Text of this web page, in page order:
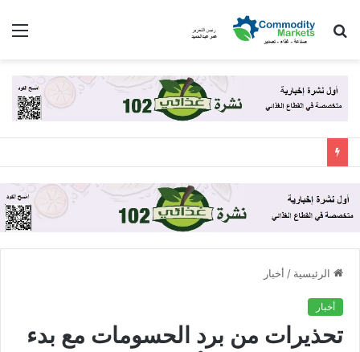
بحث
الرئيسية / أخبار
أخبار
تحذيرات من برد الحسومات مع بدء